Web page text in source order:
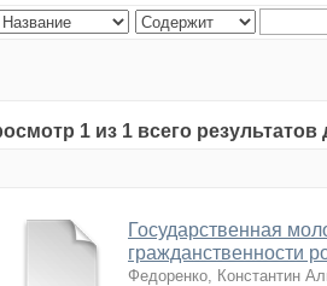
1 из 1 всего
Государственная
гражданственности
Федоренко, Константин